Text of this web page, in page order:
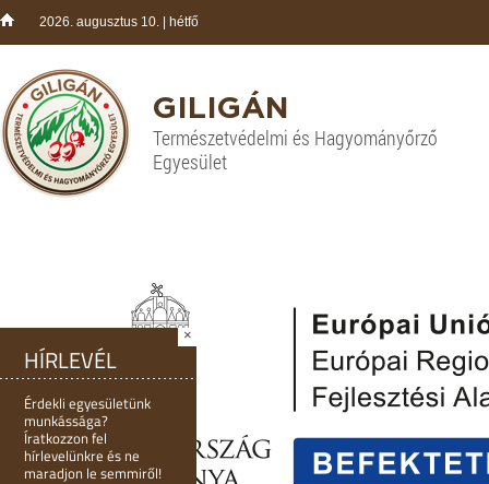
2026. augusztus 10. | hétfő
GILIGÁN
Természetvédelmi és Hagyományőrző
Egyesület
HÍRLEVÉL
Érdekli egyesületünk
munkássága?
Íratkozzon fel
hírlevelünkre és ne
maradjon le semmiről!
×